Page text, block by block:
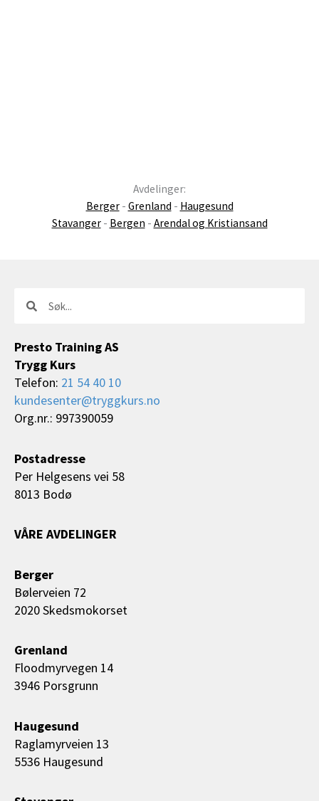
Avdelinger:
Berger- Grenland - Haugesund
Stavanger- Bergen - Arendal og Kristiansand
Presto Training AS
Trygg Kurs
Telefon: 21 54 40 10
kundesenter@tryggkurs.no
Org.nr.: 997390059
Postadresse
Per Helgesens vei 58
8013 Bodø
VÅRE AVDELINGER
Berger
Bølerveien 72
2020 Skedsmokorset
Grenland
Floodmyrvegen 14
3946 Porsgrunn
Haugesund
Raglamyrveien 13
5536 Haugesund